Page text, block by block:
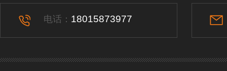
电话： 18015873977